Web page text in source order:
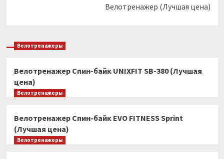
Велотренажер (Лучшая цена)
Велотренажеры
Велотренажер Спин-байк UNIXFIT SB-380 (Лучшая
цена)
Велотренажеры
Велотренажер Спин-байк EVO FITNESS Sprint
(Лучшая цена)
Велотренажеры